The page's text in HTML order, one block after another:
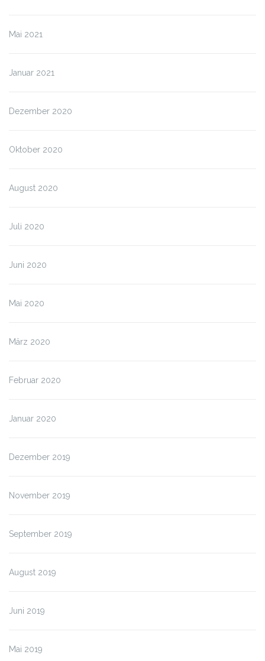
Mai 2021
Januar 2021
Dezember 2020
Oktober 2020
August 2020
Juli 2020
Juni 2020
Mai 2020
März 2020
Februar 2020
Januar 2020
Dezember 2019
November 2019
September 2019
August 2019
Juni 2019
Mai 2019